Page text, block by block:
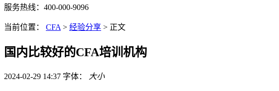
服务热线：400-000-9096
当前位置： CFA > 经验分享 > 正文
国内比较好的CFA培训机构
2024-02-29 14:37 字体： 大小